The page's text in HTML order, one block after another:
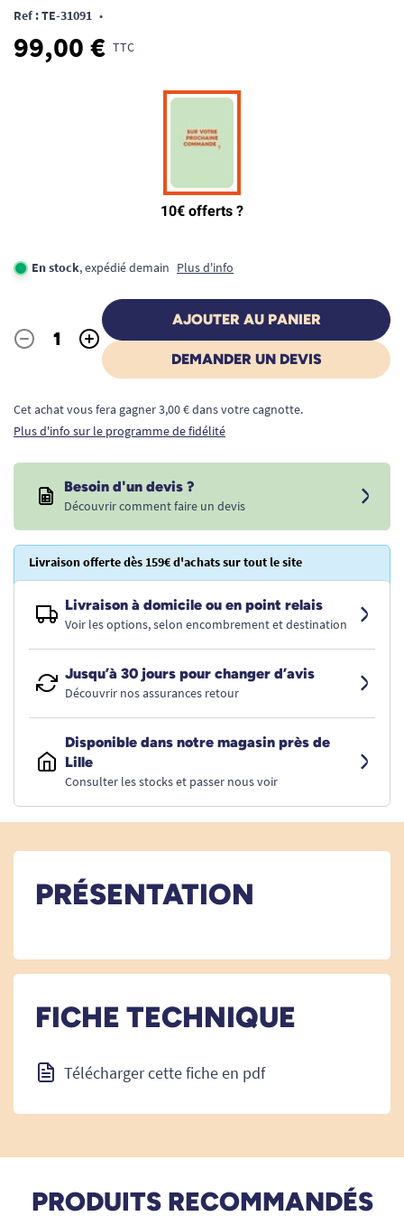
Ref : TE-31091 •
99,00 € TTC
En stock, expédié demain Plus d'info
Quantité
- +
AJOUTER AU PANIER
DEMANDER UN DEVIS
Cet achat vous fera gagner 3,00 € dans votre cagnotte.
Plus d'info sur le programme de fidélité
Besoin d'un devis ?
Découvrir comment faire un devis
Livraison offerte dès 159€ d'achats sur tout le site
Livraison à domicile ou en point relais
Voir les options, selon encombrement et destination
Jusqu’à 30 jours pour changer d’avis
Découvrir nos assurances retour
Disponible dans notre magasin près de
Lille
Consulter les stocks et passer nous voir
PRÉSENTATION
FICHE TECHNIQUE
Télécharger cette fiche en pdf
PRODUITS RECOMMANDÉS